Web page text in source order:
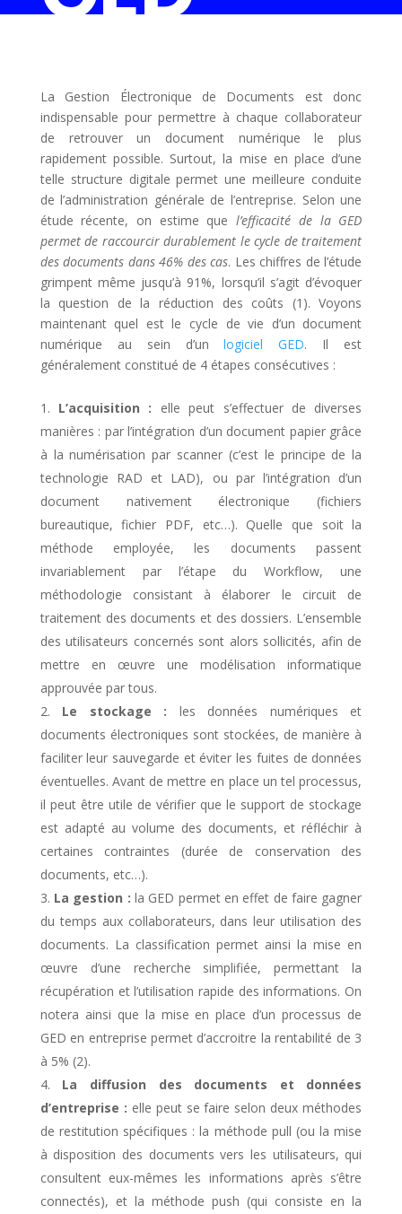
La Gestion Électronique de Documents est donc
indispensable pour permettre à chaque collaborateur
de retrouver un document numérique le plus
rapidement possible. Surtout, la mise en place d’une
telle structure digitale permet une meilleure conduite
de l’administration générale de l’entreprise. Selon une
étude récente, on estime quel’efficacité de la GED
permet de raccourcir durablement le cycle de traitement
des documents dans 46% des cas. Les chiffres de l’étude
grimpent même jusqu’à 91%, lorsqu’il s’agit d’évoquer
la question de la réduction des coûts (1). Voyons
maintenant quel est le cycle de vie d’un document
numérique au sein d’unlogiciel GED. Il est
généralement constitué de 4 étapes consécutives :
L’acquisition : elle peut s’effectuer de diverses
manières : par l’intégration d’un document papier grâce
à la numérisation par scanner (c’est le principe de la
technologie RAD et LAD), ou par l’intégration d’un
document nativement électronique (fichiers
bureautique, fichier PDF, etc…). Quelle que soit la
méthode employée, les documents passent
invariablement par l’étape du Workflow, une
méthodologie consistant à élaborer le circuit de
traitement des documents et des dossiers. L’ensemble
des utilisateurs concernés sont alors sollicités, afin de
mettre en œuvre une modélisation informatique
approuvée par tous.
Le stockage : les données numériques et
documents électroniques sont stockées, de manière à
faciliter leur sauvegarde et éviter les fuites de données
éventuelles. Avant de mettre en place un tel processus,
il peut être utile de vérifier que le support de stockage
est adapté au volume des documents, et réfléchir à
certaines contraintes (durée de conservation des
documents, etc…).
La gestion : la GED permet en effet de faire gagner
du temps aux collaborateurs, dans leur utilisation des
documents. La classification permet ainsi la mise en
œuvre d’une recherche simplifiée, permettant la
récupération et l’utilisation rapide des informations. On
notera ainsi que la mise en place d’un processus de
GED en entreprise permet d’accroitre la rentabilité de 3
à 5% (2).
La diffusion des documents et données
d’entreprise : elle peut se faire selon deux méthodes
de restitution spécifiques : la méthode pull (ou la mise
à disposition des documents vers les utilisateurs, qui
consultent eux-mêmes les informations après s’être
connectés), et la méthode push (qui consiste en la